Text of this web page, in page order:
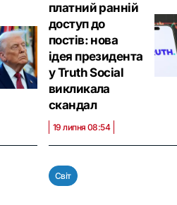
платний ранній
доступ до
постів: нова
ідея президента
у Truth Social
викликала
скандал
19 липня 08:54
Світ